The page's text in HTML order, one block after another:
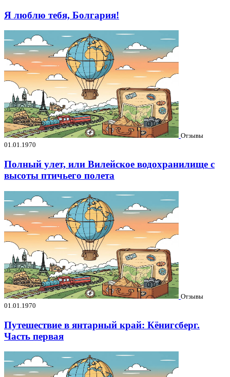
Я люблю тебя, Болгария!
Отзывы
01.01.1970
Полный улет, или Вилейское водохранилище с
высоты птичьего полета
Отзывы
01.01.1970
Путешествие в янтарный край: Кёнигсберг.
Часть первая